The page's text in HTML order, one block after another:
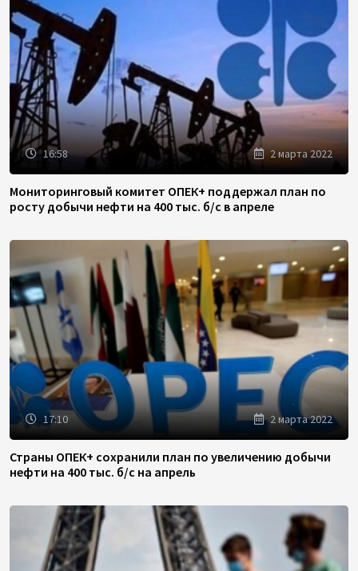
16:58 2 марта 2022
Мониторинговый комитет ОПЕК+ поддержал план по
росту добычи нефти на 400 тыс. б/с в апреле
17:10 2 марта 2022
Страны ОПЕК+ сохранили план по увеличению добычи
нефти на 400 тыс. б/с на апрель